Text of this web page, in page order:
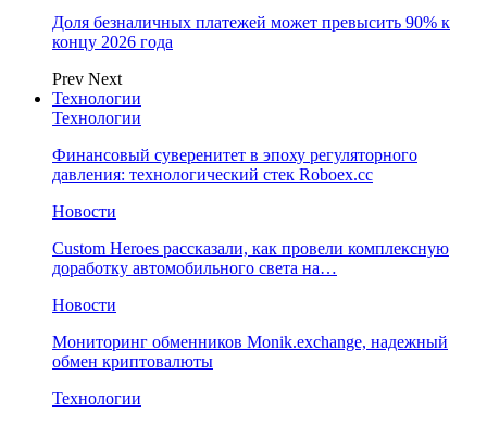
Доля безналичных платежей может превысить 90% к
концу 2026 года
Prev Next
Технологии
Технологии
Финансовый суверенитет в эпоху регуляторного
давления: технологический стек Roboex.cc
Новости
Custom Heroes рассказали, как провели комплексную
доработку автомобильного света на…
Новости
Мониторинг обменников Monik.exchange, надежный
обмен криптовалюты
Технологии